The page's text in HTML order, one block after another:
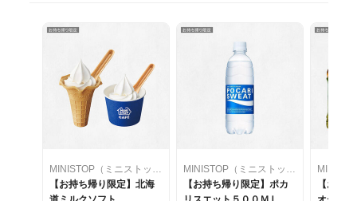
MINISTOP（ミニストップ）
【お持ち帰り限定】北海
MINISTOP（ミニストップ）
【お持ち帰り限定】ポカ
【お持